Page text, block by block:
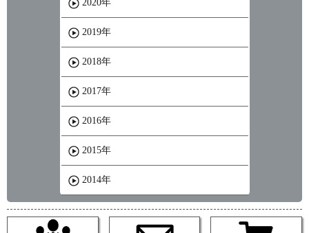
2020年
2019年
2018年
2017年
2016年
2015年
2014年